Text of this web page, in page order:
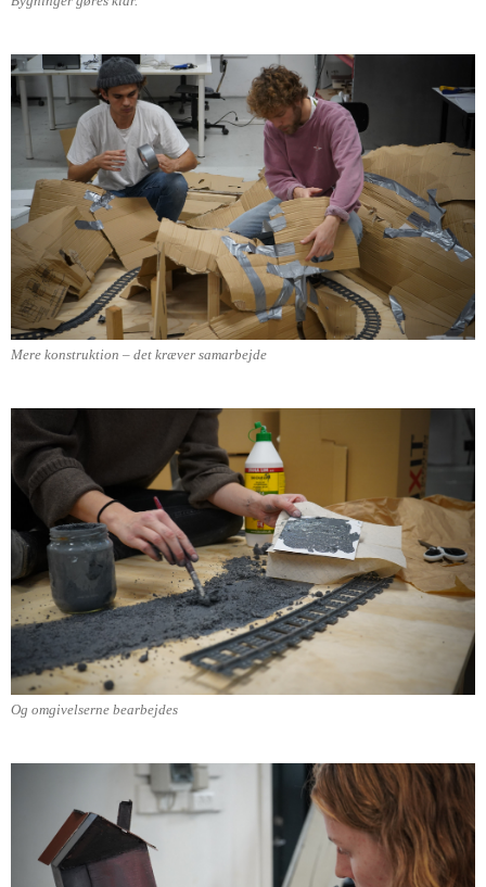
Mere konstruktion – det kræver samarbejde
Og omgivelserne bearbejdes